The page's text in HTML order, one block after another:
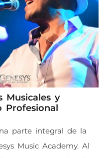
Musicales y
Profesional
parte integral de la
Music Academy. Al